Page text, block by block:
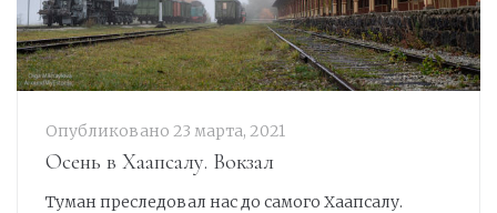
Опубликовано 23 марта, 2021
Осень в Хаапсалу. Вокзал
Туман преследовал нас до самого Хаапсалу.